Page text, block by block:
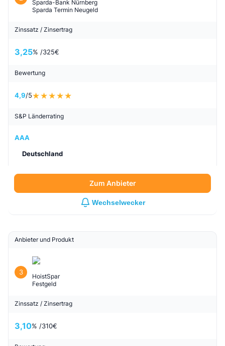
Sparda-Bank Nürnberg
Sparda Termin Neugeld
Zinssatz / Zinsertrag
3,25% /325€
Bewertung
4,9/5
S&P Länderrating
AAA
Deutschland
Zum Anbieter
Wechselwecker
Anbieter und Produkt
3
HoistSpar
Festgeld
Zinssatz / Zinsertrag
3,10% /310€